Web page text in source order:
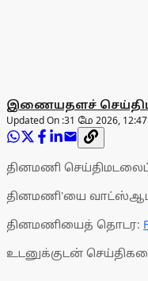
இணையதளச் செய்திப்
Updated On :31 மே 2026,
தினமணி
தினமணி'யை
தினமணியைத் தொடர:
உடனுக்குடன்